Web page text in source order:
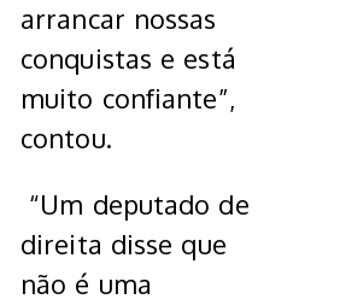
arrancar nossas
conquistas e está
muito confiante”,
contou.
“Um deputado de
direita disse que
não é uma